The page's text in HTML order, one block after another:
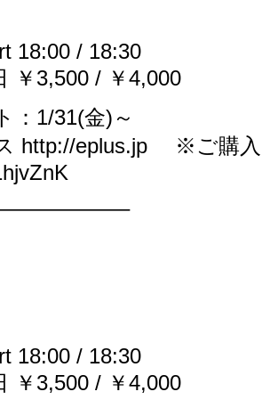
18:00 / 18:30
￥3,500 / ￥4,000
1/31(金)～
http://eplus.jp ※ご購
18:00 / 18:30
￥3,500 / ￥4,000